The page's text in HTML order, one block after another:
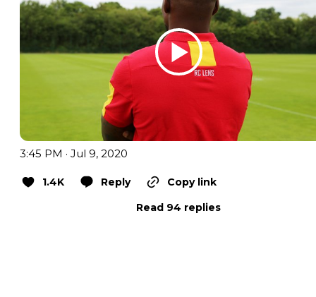
3:45 PM · Jul 9, 2020
1.4K Reply
Copy link
Read 94 replies